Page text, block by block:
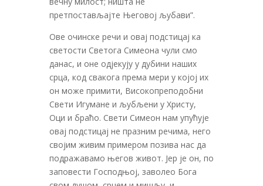
претпостављајте Његовој љубави”.
Ове очинске речи и овај подстицај ка
светости Светога Симеона чули смо
данас, и оне одјекују у дубини наших
срца, код свакога према мери у којој их
он може примити, Високопреподобни
Свети Игумане и љубљени у Христу,
Оци и браћо. Свети Симеон нам упућује
овај подстицај не празним речима, него
својим живим примером позива нас да
подражавамо његов живот. Јер је он, по
заповести Господњој, заволео Бога